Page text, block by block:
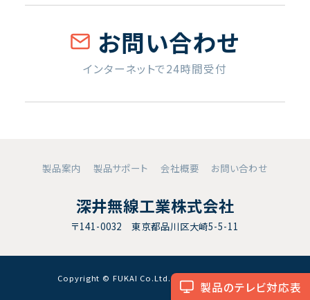
製品のテレビ対応表
お問い合わせ
インターネットで24時間受付
製品案内 製品サポート 会社概要 お問い合わせ
深井無線工業株式会社
〒141-0032 東京都品川区大崎5-5-11
Copyright © FUKAI Co.Ltd. All RightsReserved.